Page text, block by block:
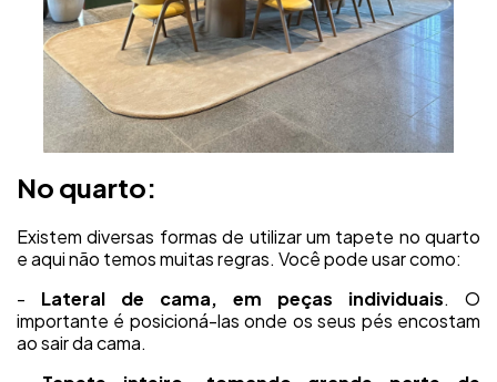
No quarto:
Existem diversas formas de utilizar um tapete no quarto
e aqui não temos muitas regras. Você pode usar como:
- Lateral de cama, em peças individuais. O
importante é posicioná-las onde os seus pés encostam
ao sair da cama.